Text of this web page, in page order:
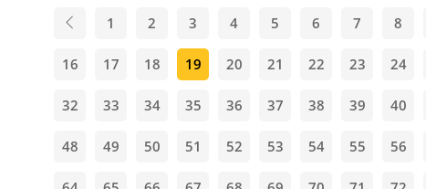
1 2 3 4 5 6 7 8
16 17 18 19 20 21 22 23 24
32 33 34 35 36 37 38 39 40
48 49 50 51 52 53 54 55 56